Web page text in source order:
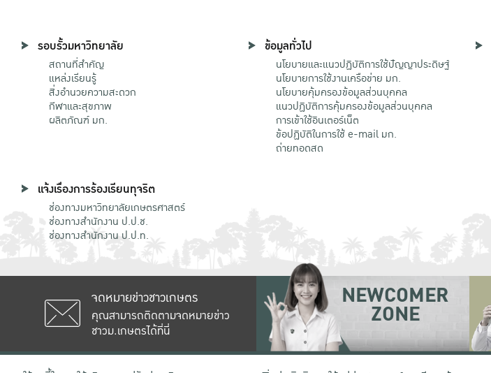
รอบรั้วมหาวิทยาลัย
สถานที่สำคัญ
แหล่งเรียนรู้
สิ่งอำนวยความสะดวก
กีฬาและสุขภาพ
ผลิตภัณฑ์ มก.
ข้อมูลทั่วไป
นโยบายและแนวปฏิบัติการใช้ปัญญาประดิษฐ์
นโยบายการใช้งานเครือข่าย มก.
นโยบายคุ้มครองข้อมูลส่วนบุคคล
แนวปฏิบัติการคุ้มครองข้อมูลส่วนบุคคล
การเข้าใช้อินเตอร์เน็ต
ข้อปฏิบัติในการใช้ e-mail มก.
ถ่ายทอดสด
แจ้งเรื่องการร้องเรียนทุจริต
ช่องทางมหาวิทยาลัยเกษตรศาสตร์
ช่องทางสำนักงาน ป.ป.ช.
ช่องทางสำนักงาน ป.ป.ท.
จดหมายข่าวชาวเกษตร
คุณสามารถติดตามจดหมายข่าว
ชาวม.เกษตรได้ที่นี่
NEWCOMER
ZONE